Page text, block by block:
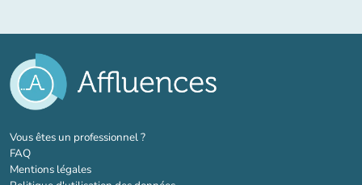
Vous êtes un professionnel ?(nouvel onglet)
FAQ
Mentions légales